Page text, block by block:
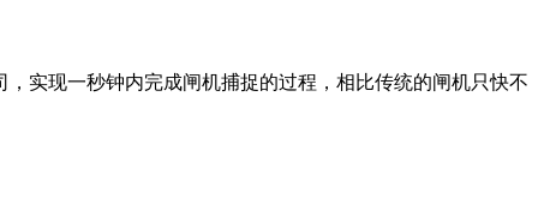
实现一秒钟内完成闸机捕捉的过程，相比传统的闸机只快不